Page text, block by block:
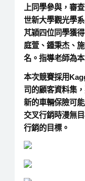
上同學參與，審
世新大學觀光學
芃穎四位同學獲
庭萱、鍾秉杰、
名。指導老師為
本次競賽採用
司的顧客資料集
新的車輛保險可
交叉行銷時漫無
行銷的目標。